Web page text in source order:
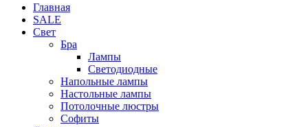
Главная
SALE
Свет
Бра
Лампы
Светодиодные
Напольные лампы
Настольные лампы
Потолочные люстры
Софиты